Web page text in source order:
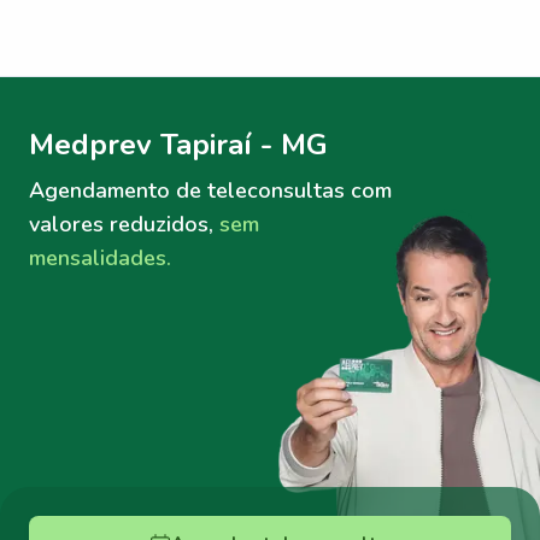
Medprev Tapiraí - MG
Agendamento de teleconsultas com
valores reduzidos, sem
mensalidades.